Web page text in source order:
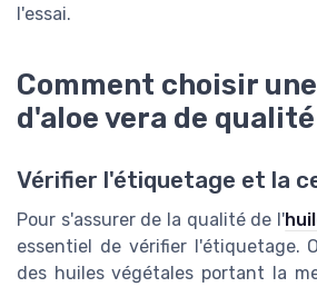
l'essai.
Comment choisir
d'aloe vera de qualité
Vérifier l'étiquetage et la
Pour s'assurer de la qualité de l'
essentiel de vérifier l'étiquetage.
des huiles végétales portant la